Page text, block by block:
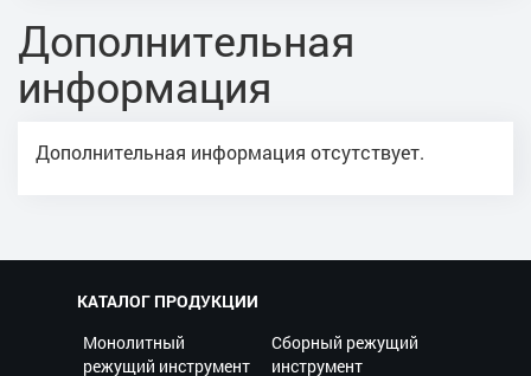
Дополнительная
информация
Дополнительная информация отсутствует.
КАТАЛОГ ПРОДУКЦИИ
Монолитный
режущий инструмент
Сборный режущий
инструмент